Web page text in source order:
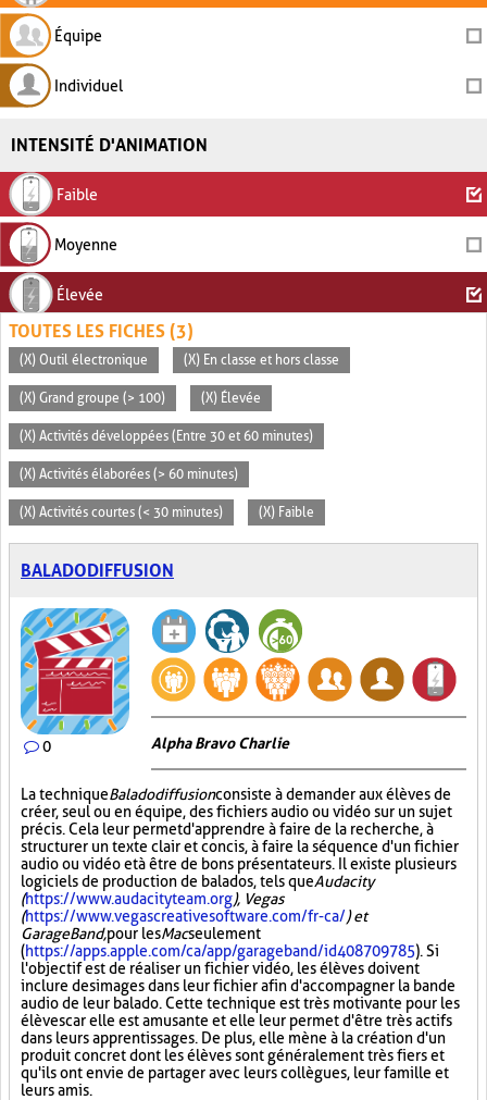
Équipe
Individuel
INTENSITÉ D'ANIMATION
Faible
Moyenne
Élevée
TOUTES LES FICHES (3)
(X) Outil électronique (X) En classe et hors classe
(X) Grand groupe (> 100) (X) Élevée
(X) Activités développées (Entre 30 et 60 minutes)
(X) Activités élaborées (> 60 minutes)
(X) Activités courtes (< 30 minutes) (X) Faible
BALADODIFFUSION
0 Alpha Bravo Charlie
La techniqueBaladodiffusionconsiste à demander aux élèves de
créer, seul ou en équipe, des fichiers audio ou vidéo sur un sujet
précis. Cela leur permet d'apprendre à faire de la recherche, à
structurer un texte clair et concis, à faire la séquence d'un fichier
audio ou vidéo et à être de bons présentateurs. Il existe plusieurs
logiciels de production de balados, tels queAudacity
(https://www.audacityteam.org), Vegas
(https://www.vegascreativesoftware.com/fr-ca/) et
GarageBand,pour lesMacseulement
(https://apps.apple.com/ca/app/garageband/id408709785). Si
l'objectif est de réaliser un fichier vidéo, les élèves doivent
inclure des images dans leur fichier afin d'accompagner la bande
audio de leur balado. Cette technique est très motivante pour les
élèves car elle est amusante et elle leur permet d'être très actifs
dans leurs apprentissages. De plus, elle mène à la création d'un
produit concret dont les élèves sont généralement très fiers et
qu'ils ont envie de partager avec leurs collègues, leur famille et
leurs amis.